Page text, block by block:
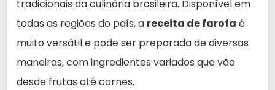
tradicionais da culinária brasileira. Disponível em
todas as regiões do país, a receita de farofa é
muito versátil e pode ser preparada de diversas
maneiras, com ingredientes variados que vão
desde frutas até carnes.